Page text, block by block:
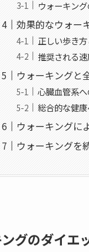
ウォーキン
効果的なウォー
正しい歩き
推奨される
ウォーキングと
心臓血管系
総合的な健
ウォーキングに
ウォーキングを
グのダイエ